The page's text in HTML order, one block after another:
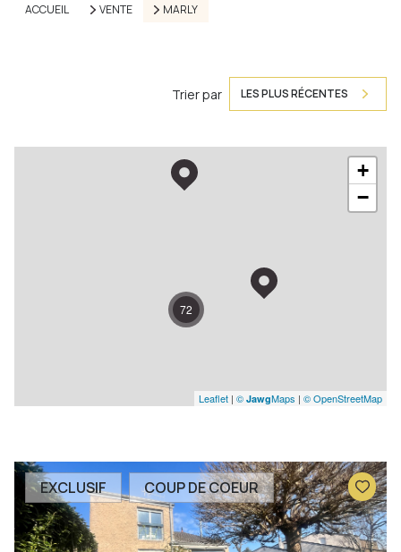
ACCUEIL VENTE MARLY
Trier par LES PLUS RÉCENTES
72
+
−
Leaflet | © JawgMaps | © OpenStreetMap
EXCLUSIF COUP DE COEUR